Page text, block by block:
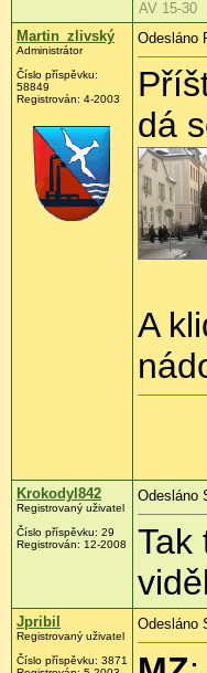
AV 15-30
Martin_zlivský
Administrátor
Číslo příspěvku:
58849
Registrován: 4-2003
Odesláno
dá
A
Krokodyl842
Registrovaný uživatel
Číslo příspěvku: 29
Registrován: 12-2008
Odesláno
Tak
Jpribil
Registrovaný uživatel
Číslo příspěvku: 3871
Odesláno